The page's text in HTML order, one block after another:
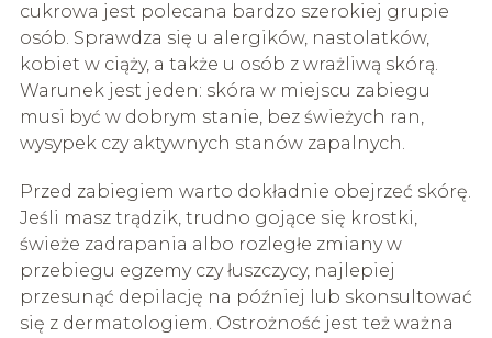
cukrowa jest polecana bardzo szerokiej grupie
osób. Sprawdza się u alergików, nastolatków,
kobiet w ciąży, a także u osób z wrażliwą skórą.
Warunek jest jeden: skóra w miejscu zabiegu
musi być w dobrym stanie, bez świeżych ran,
wysypek czy aktywnych stanów zapalnych.
Przed zabiegiem warto dokładnie obejrzeć skórę.
Jeśli masz trądzik, trudno gojące się krostki,
świeże zadrapania albo rozległe zmiany w
przebiegu egzemy czy łuszczycy, najlepiej
przesunąć depilację na później lub skonsultować
się z dermatologiem. Ostrożność jest też ważna